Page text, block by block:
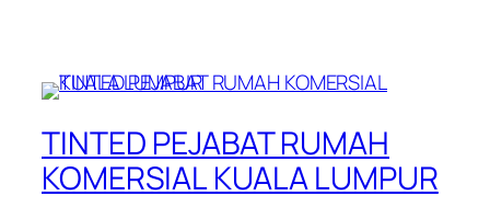
TINTED PEJABAT RUMAH
KOMERSIAL KUALA LUMPUR